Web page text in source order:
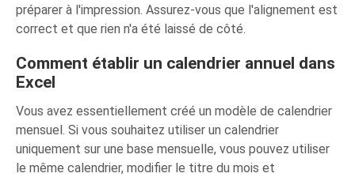
préparer à l'impression. Assurez-vous que l'alignement est
correct et que rien n'a été laissé de côté.
Comment établir un calendrier annuel dans
Excel
Vous avez essentiellement créé un modèle de calendrier
mensuel. Si vous souhaitez utiliser un calendrier
uniquement sur une base mensuelle, vous pouvez utiliser
le même calendrier, modifier le titre du mois et